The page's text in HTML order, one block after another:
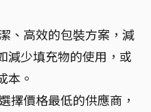
、高效的包裝方案，減
減少填充物的使用，或
本。
擇價格最低的供應商，